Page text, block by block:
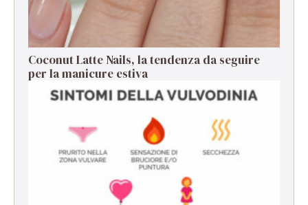
Coconut Latte Nails, la tendenza da seguire
per la manicure estiva